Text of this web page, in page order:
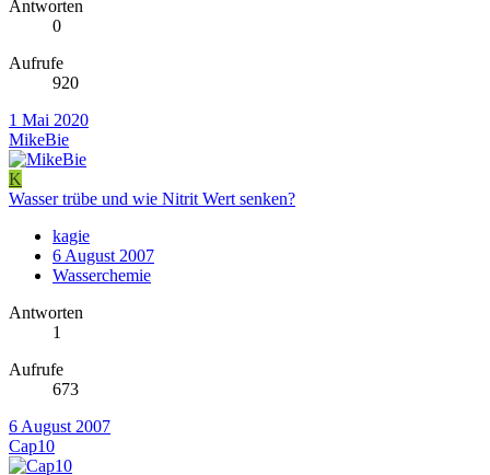
Antworten
0
Aufrufe
920
1 Mai 2020
MikeBie
K
Wasser trübe und wie Nitrit Wert senken?
kagie
6 August 2007
Wasserchemie
Antworten
1
Aufrufe
673
6 August 2007
Cap10